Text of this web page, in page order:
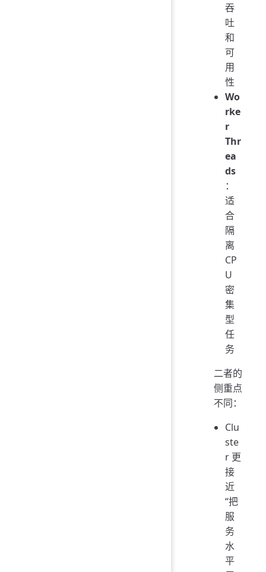
吞
吐
和
可
用
性
Wo
rke
r
Thr
ea
ds
：
适
合
隔
离
CP
U
密
集
型
任
务
二者的
侧重点
不同：
Clu
ste
r 更
接
近
“把
服
务
水
平